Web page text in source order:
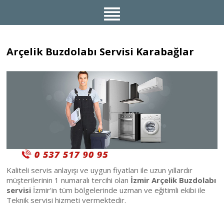
Arçelik Buzdolabı Servisi Karabağlar
Kaliteli servis anlayışı ve uygun fiyatları ile uzun yıllardır
müşterilerinin 1 numaralı tercihi olan İzmir Arçelik Buzdolabı
servisi İzmir'in tüm bölgelerinde uzman ve eğitimli ekibi ile
Teknik servisi hizmeti vermektedir.